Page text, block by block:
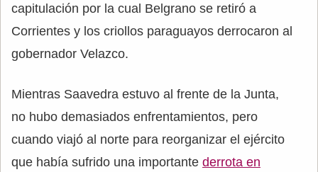
capitulación por la cual Belgrano se retiró a
Corrientes y los criollos paraguayos derrocaron al
gobernador Velazco.
Mientras Saavedra estuvo al frente de la Junta,
no hubo demasiados enfrentamientos, pero
cuando viajó al norte para reorganizar el ejército
que había sufrido una importante derrota en